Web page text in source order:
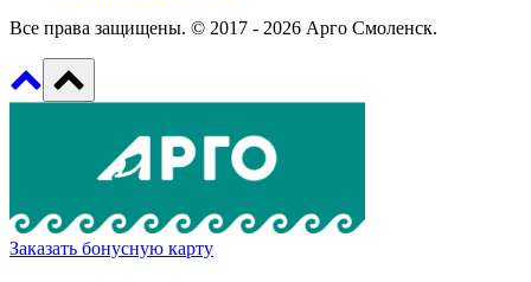
Все права защищены. © 2017 - 2026 Арго Смоленск.
Заказать бонусную карту